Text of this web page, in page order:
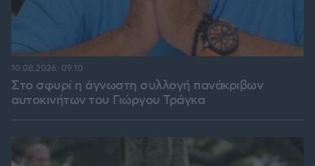
Στο σφυρί η άγνωστη συλλογή πανάκριβων
αυτοκινήτων του Γιώργου Τράγκα
10.08.2026, 09:10